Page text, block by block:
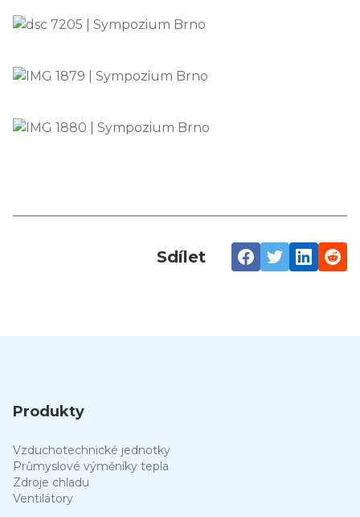
Sdílet
Produkty
Vzduchotechnické jednotky
Průmyslové výměníky tepla
Zdroje chladu
Ventilátory